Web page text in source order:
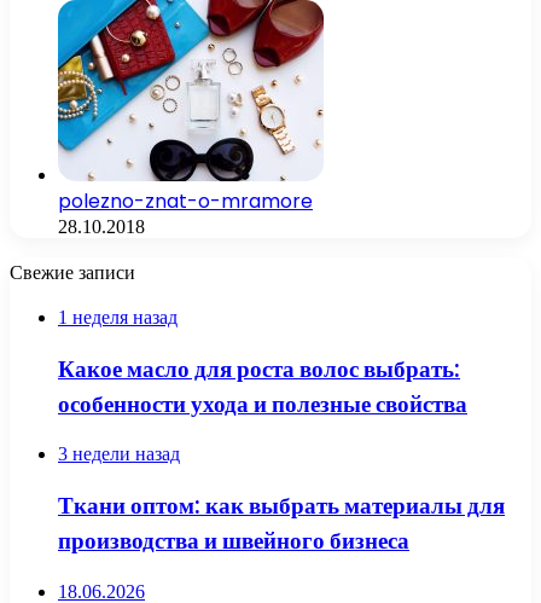
polezno-znat-o-mramore
28.10.2018
Свежие записи
1 неделя назад
Какое масло для роста волос выбрать:
особенности ухода и полезные свойства
3 недели назад
Ткани оптом: как выбрать материалы для
производства и швейного бизнеса
18.06.2026